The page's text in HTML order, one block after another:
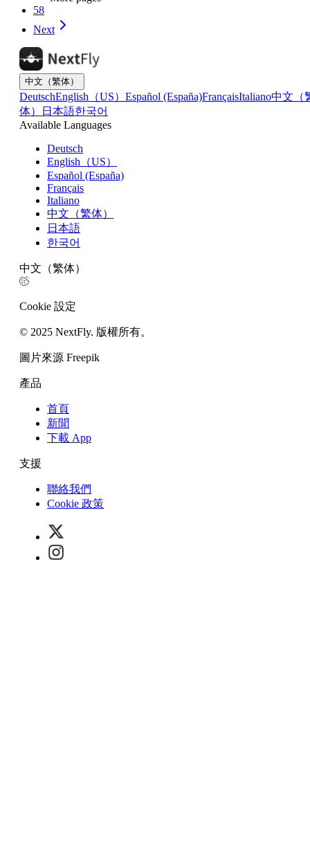
58
Next
中文（繁体）
DeutschEnglish（US） Español (España)FrançaisItaliano中文（
体）
日本語한국어
Available Languages
Deutsch
English（US）
Español (España)
Français
Italiano
中文（繁体）
日本語
한국어
中文（繁体）
Cookie 設定
© 2025 NextFly. 版權所有。
圖片來源 Freepik
產品
首頁
新聞
下載 App
支援
聯絡我們
Cookie 政策